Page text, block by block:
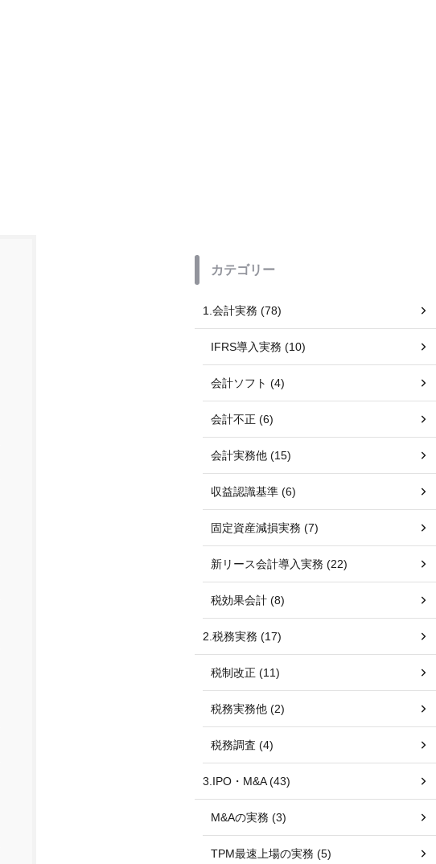
カテゴリー
1.会計実務 (78)
IFRS導入実務 (10)
会計ソフト (4)
会計不正 (6)
会計実務他 (15)
収益認識基準 (6)
固定資産減損実務 (7)
新リース会計導入実務 (22)
税効果会計 (8)
2.税務実務 (17)
税制改正 (11)
税務実務他 (2)
税務調査 (4)
3.IPO・M&A (43)
M&Aの実務 (3)
TPM最速上場の実務 (5)